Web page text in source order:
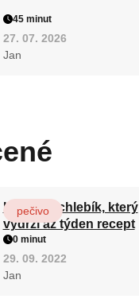
45 minut
27. 07. 2026
Jan
Hrnkový chlebík, který
vydrží až týden recept
pečivo
0 minut
29. 09. 2022
Jan